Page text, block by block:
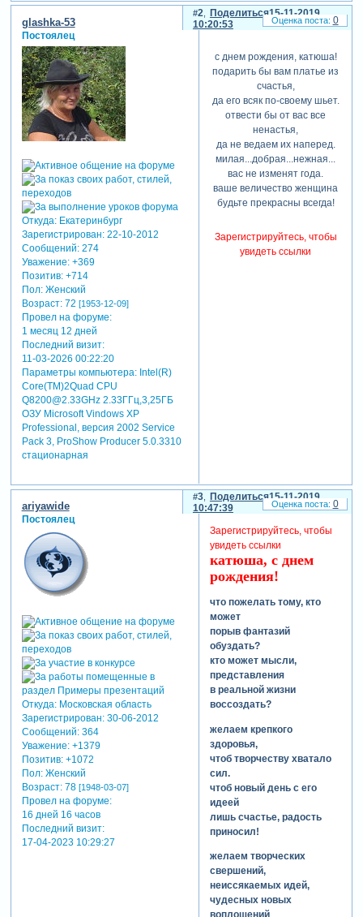
всегда было бы то, что
тебе нужно!
Поделиться
2
15-11-2019
10:20:53
glashka-53
Постоялец
Откуда:Екатеринбург
Зарегистрирован: 22-10-2012
Сообщений:274
Уважение: +369
Позитив: +714
Пол:Женский
Возраст:72 [1953-12-09]
Провел на форуме:
1 месяц 12 дней
Последний визит:
11-03-2026 00:22:20
Параметры компьютера:Intel(R)
Core(TM)2Quad CPU
Q8200@2.33GHz 2.33ГГц,3,25ГБ
ОЗУ Microsoft Vindows XP
Professional, версия 2002 Service
Pack 3, ProShow Producer 5.0.3310
стационарная
с днем рождения, катюша!
подарить бы вам платье из
счастья,
да его всяк по-своему шьет.
отвести бы от вас все
ненастья,
да не ведаем их наперед.
милая...добрая...нежная...
вас не изменят года.
ваше величество женщина
будьте прекрасны всегда!
Зарегистрируйтесь, чтобы
увидеть ссылки
0
Поделиться
3
15-11-2019
10:47:39
ariyawide
Постоялец
Откуда:Московская область
Зарегистрирован: 30-06-2012
Сообщений:364
Уважение: +1379
Позитив: +1072
Пол:Женский
Возраст:78 [1948-03-07]
Провел на форуме:
16 дней 16 часов
Последний визит:
17-04-2023 10:29:27
Зарегистрируйтесь, чтобы
увидеть ссылки
катюша, с днем
рождения!
что пожелать тому, кто
может
порыв фантазий
обуздать?
кто может мысли,
представления
в реальной жизни
воссоздать?
желаем крепкого
здоровья,
чтоб творчеству хватало
сил.
чтоб новый день с его
идеей
лишь счастье, радость
приносил!
желаем творческих
свершений,
неиссякаемых идей,
чудесных новых
воплощений
0